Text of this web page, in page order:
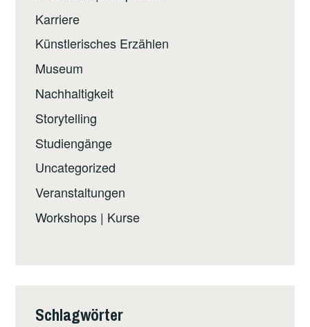
Karriere
Künstlerisches Erzählen
Museum
Nachhaltigkeit
Storytelling
Studiengänge
Uncategorized
Veranstaltungen
Workshops | Kurse
Schlagwörter